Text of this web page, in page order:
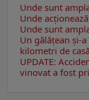
Unde sunt
Unde
Unde sunt
Un gălăţean și-
kilometri de casă
UPDATE:
vinovat a fost